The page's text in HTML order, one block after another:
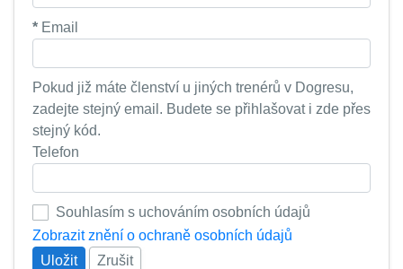
* Email
Pokud již máte členství u jiných trenérů v Dogresu,
zadejte stejný email. Budete se přihlašovat i zde přes
stejný kód.
Telefon
Souhlasím s uchováním osobních údajů
Zobrazit znění o ochraně osobních údajů
Uložit
Zrušit